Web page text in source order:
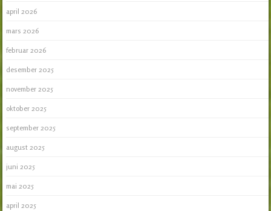
april 2026
mars 2026
februar 2026
desember 2025
november 2025
oktober 2025
september 2025
august 2025
juni 2025
mai 2025
april 2025